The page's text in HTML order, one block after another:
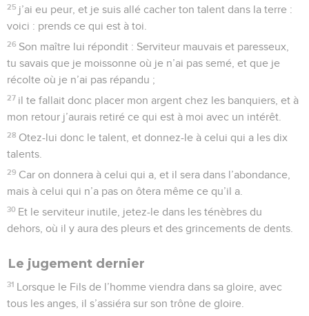
25 j’ai eu peur, et je suis allé cacher ton talent dans la terre :
voici : prends ce qui est à toi.
26 Son maître lui répondit : Serviteur mauvais et paresseux,
tu savais que je moissonne où je n’ai pas semé, et que je
récolte où je n’ai pas répandu ;
27 il te fallait donc placer mon argent chez les banquiers, et à
mon retour j’aurais retiré ce qui est à moi avec un intérêt.
28 Otez-lui donc le talent, et donnez-le à celui qui a les dix
talents.
29 Car on donnera à celui qui a, et il sera dans l’abondance,
mais à celui qui n’a pas on ôtera même ce qu’il a.
30 Et le serviteur inutile, jetez-le dans les ténèbres du
dehors, où il y aura des pleurs et des grincements de dents.
Le jugement dernier
31 Lorsque le Fils de l’homme viendra dans sa gloire, avec
tous les anges, il s’assiéra sur son trône de gloire.